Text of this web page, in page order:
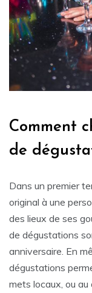
Comment
de
Dans un premier
original à une
des lieux de ses
de dégustations
anniversaire. En
dégustations
mets locaux, ou